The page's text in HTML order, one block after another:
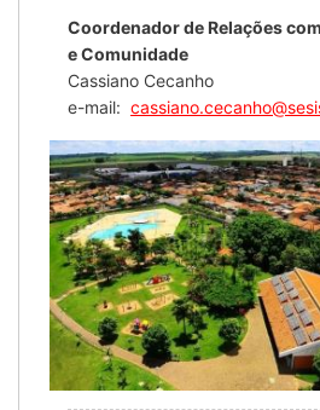
Coordenador de Relações
e Comunidade
Cassiano Cecanho
e-mail: